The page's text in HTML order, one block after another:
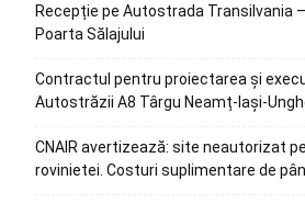
Recepție pe Autostrada Transilvania
Poarta Sălajului
Contractul pentru proiectarea și
Autostrăzii A8 Târgu Neamț-Iași-
CNAIR avertizează: site neautorizat
rovinietei. Costuri suplimentare de